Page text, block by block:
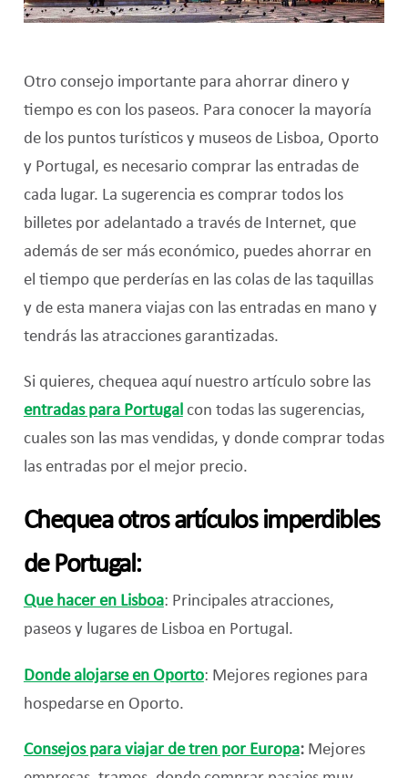
Otro consejo importante para ahorrar dinero y
tiempo es con los paseos. Para conocer la mayoría
de los puntos turísticos y museos de Lisboa, Oporto
y Portugal, es necesario comprar las entradas de
cada lugar. La sugerencia es comprar todos los
billetes por adelantado a través de Internet, que
además de ser más económico, puedes ahorrar en
el tiempo que perderías en las colas de las taquillas
y de esta manera viajas con las entradas en mano y
tendrás las atracciones garantizadas.
Si quieres, chequea aquí nuestro artículo sobre las
entradas para Portugalcon todas las sugerencias,
cuales son las mas vendidas, y donde comprar todas
las entradas por el mejor precio.
Chequea otros artículos imperdibles
de Portugal:
Que hacer en Lisboa: Principales atracciones,
paseos y lugares de Lisboa en Portugal.
Donde alojarse en Oporto: Mejores regiones para
hospedarse en Oporto.
Consejos para viajar de tren por Europa:Mejores